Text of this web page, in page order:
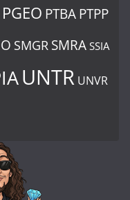
PGEO PTBAPTPP
SMGR SMRA SSIA
UNTR UNVR